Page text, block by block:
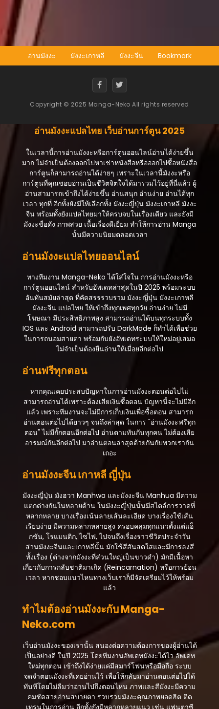
ตอนที่ 34
สิงหาคม 27, 2025
ตอนที่ 33
สิงหาคม 27, 2025
ตอนที่ 31
ตอนที่ 30
ตอนที่ 29
สิงหาคม 27, 2025
ตอนที่ 28
สิงหาคม 27, 2025
ตอนที่ 27
ตอนที่ 26
ตอนที่ 25
สิงหาคม 27, 2025
ตอนที่ 24
สิงหาคม 27, 2025
ตอนที่ 22
ตอนที่ 21
สิงหาคม 27, 2025
ตอนที่ 20
สิงหาคม 27, 2025
สิงหาคม 27, 2025
ตอนที่ 18
สิงหาคม 27, 2025
ตอนที่ 17
สิงหาคม 27, 2025
ตอนที่ 16
สิงหาคม 27, 2025
ตอนที่ 14
สิงหาคม 27, 2025
ตอนที่ 13
สิงหาคม 27, 2025
ตอนที่ 12
สิงหาคม 27, 2025
ตอนที่ 11
อ่านมังงะ มังงะเกาหลี มังงะจีน Bookmark
Copyright © 2025 Manga-Neko All rights reserved
อ่านมังงะแปลไทย เว็บอ่านการ์ตูน 2025
ในเวลานี้การอ่านมังงะหรือการ์ตูนออนไลน์อ่านได้ง่ายขึ้น
มาก ไม่จำเป็นต้องออกไปหาเช่าหนังสือหรือออกไปซื้อหนังสือ
การ์ตูนก็สามารถอ่านได้ง่ายๆ เพราะในเวลานี้มังงะหรือ
การ์ตูนที่คุณชอบอ่านเป็นชีวิตจิตใจได้มารวมไว้อยู่ที่นี่แล้ว ผู้
อ่านสามารถเข้าถึงได้ง่ายขึ้น อ่านสนุก อ่านง่าย อ่านได้ทุก
เวลา ทุกที่ อีกทั้งยังมีให้เลือกทั้ง มังงะญี่ปุ่น มังงะเกาหลี มังงะ
จีน พร้อมทั้งยังแปลไทยมาให้ครบจบในเรื่องเดียว และยังมี
มังงะชื่อดัง ภาพสวย เนื้อเรื่องดีเยี่ยม ทำให้การอ่าน Manga
นั้นมีความนิยมตลอดเวลา
อ่านมังงะแปลไทยออนไลน์
ทางทีมงาน Manga-Neko ได้ใส่ใจใน การอ่านมังงะหรือ
การ์ตูนออนไลน์ สำหรับอัพเดทล่าสุดในปี 2025 พร้อมระบบ
อันทันสมัยล่าสุด ที่คัดสรรรวบรวม มังงะญี่ปุ่น มังงะเกาหลี
มังงะจีน แปลไทย ให้เข้าถึงทุกเพศทุกวัย อ่านง่าย ไม่มี
โฆษณา มีประสิทธิภาพสูง สามารถอ่านได้บนทุกระบบทั้ง
IOS และ Android สามารถปรับ DarkMode ก็ทำได้เพื่อช่วย
ในการถนอมสายตา พร้อมกับยังอัพเดทระบบให้ใหม่อยู่เสมอ
ไม่จำเป็นต้องยืนอ่านให้เมื่อยอีกต่อไป
อ่านฟรีทุกตอน
หากคุณเคยประสบปัญหาในการอ่านมังงะตอนต่อไปไม่
สามารถอ่านได้เพราะต้องเสียเงินซื้อตอน ปัญหานี้จะไม่มีอีก
แล้ว เพราะทีมงานจะไม่มีการเก็บเงินเพื่อซื้อตอน สามารถ
อ่านตอนต่อไปได้ยาวๆ จนถึงล่าสุด ในการ "อ่านมังงะฟรีทุก
ตอน" ไม่มีกั๊กตอนอีกต่อไป อ่านตามทันกันทุกคน ไม่ต้องเสีย
อารมณ์กันอีกต่อไป มาอ่านตอนล่าสุดด้วยกันกับพวกเรากัน
เถอะ
อ่านมังงะจีน เกาหลี ญี่ปุ่น
มังงะญี่ปุ่น มังฮวา Manhwa และมังงะจีน Manhua มีความ
แตกต่างกันในหลายด้าน ในมังงะญี่ปุ่นนั้นมีสไตล์การวาดที่
หลากหลาย บางเรื่องเน้นลายเส้นละเอียด บางเรื่องใช้เส้น
เรียบง่าย มีความหลากหลายสูง ครอบคลุมทุกแนวตั้งแต่แอ็
กชัน, โรแมนติก, ไซไฟ, ไปจนถึงเรื่องราวชีวิตประจำวัน
ส่วนมังงะจีนและเกาหลีนั้น มักใช้สีสันสดใสและมีการลงสี
ทั้งเรื่อง (ต่างจากมังงะที่ส่วนใหญ่เป็นขาวดำ) มักมีเนื้อหา
เกี่ยวกับการกลับชาติมาเกิด (Reincarnation) หรือการย้อน
เวลา หากชอบแนวไหนทางเว็บเราก็มีจัดเตรียมไว้ให้พร้อม
แล้ว
ทำไมต้องอ่านมังงะกับ Manga-
Neko.com
เว็บอ่านมังงะของเรานั้น สนองต่อความต้องการของผู้อ่านได้
เป็นอย่างดี ในปี 2025 โดยทีมงานอัพเดทมังงะได้ไว อัพเดท
ใหม่ทุกตอน เข้าถึงได้ง่ายแค่มีสมาร์โฟนหรือมือถือ ระบบ
จดจำตอนมังงะที่เคยอ่านไว้ เพื่อให้กลับมาอ่านตอนต่อไปได้
ทันทีโดยไม่ลืมว่าอ่านไปถึงตอนไหน ภาพและสีมังงะมีความ
คมชัดสวยอ่านสบายตา รวบรวมมังงะคุณภาพยอดฮิต ติด
เทรนในการอ่าน อีกทั้งยังมีหลากหลายแนว เช่น แฟนตาซี